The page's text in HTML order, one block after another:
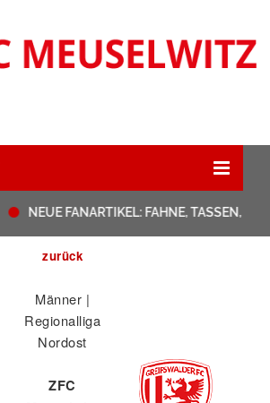
NEUE FANARTIKEL: FAHNE, TASSEN,
zurück
Männer |
Regionalliga
Nordost
ZFC